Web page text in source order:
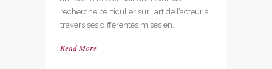
recherche particulier sur l’art de l’acteur à
travers ses différentes mises en...
Read More